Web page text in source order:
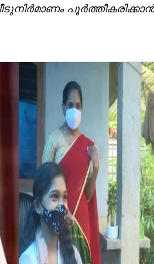
വീടുനിര്‍മാണം